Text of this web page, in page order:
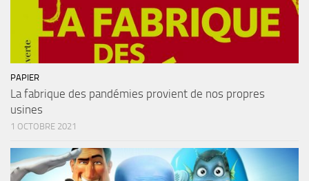
PAPIER
La fabrique des pandémies provient de nos propres
usines
1 OCTOBRE 2021